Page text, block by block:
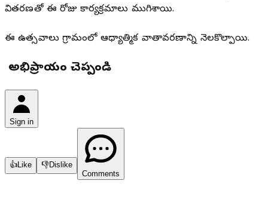
వితరణతో ఈ రోజు కార్యక్రమాలు ముగిశాయి.
ఈ ఉత్సవాలు గ్రామంలో ఆధ్యాత్మిక వాతావరణాన్ని నెలకొల్పాయి.
మీ అభిప్రాయం చెప్పండి
Sign in
👍Like 👎Dislike
Comments